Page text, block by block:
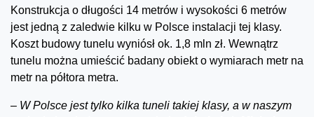
Konstrukcja o długości 14 metrów i wysokości 6 metrów
jest jedną z zaledwie kilku w Polsce instalacji tej klasy.
Koszt budowy tunelu wyniósł ok. 1,8 mln zł. Wewnątrz
tunelu można umieścić badany obiekt o wymiarach metr na
metr na półtora metra.
– W Polsce jest tylko kilka tuneli takiej klasy, a w naszym